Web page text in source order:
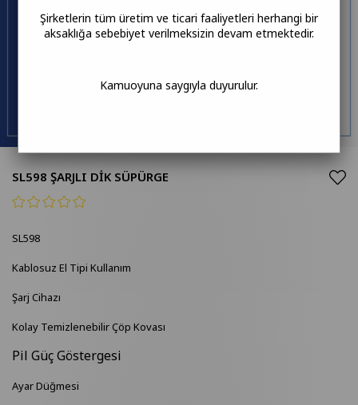
SL598 ŞARJLI DİK SÜPÜRGE
SL598
Kablosuz El Tipi Kullanım
Şarj Cihazı
Kolay Temizlenebilir Çöp Kovası
Pil Güç Göstergesi
Ayar Düğmesi
Şirketlerin tüm üretim ve ticari faaliyetleri herhangi bir
aksaklığa sebebiyet verilmeksizin devam etmektedir.
Kamuoyuna saygıyla duyurulur.